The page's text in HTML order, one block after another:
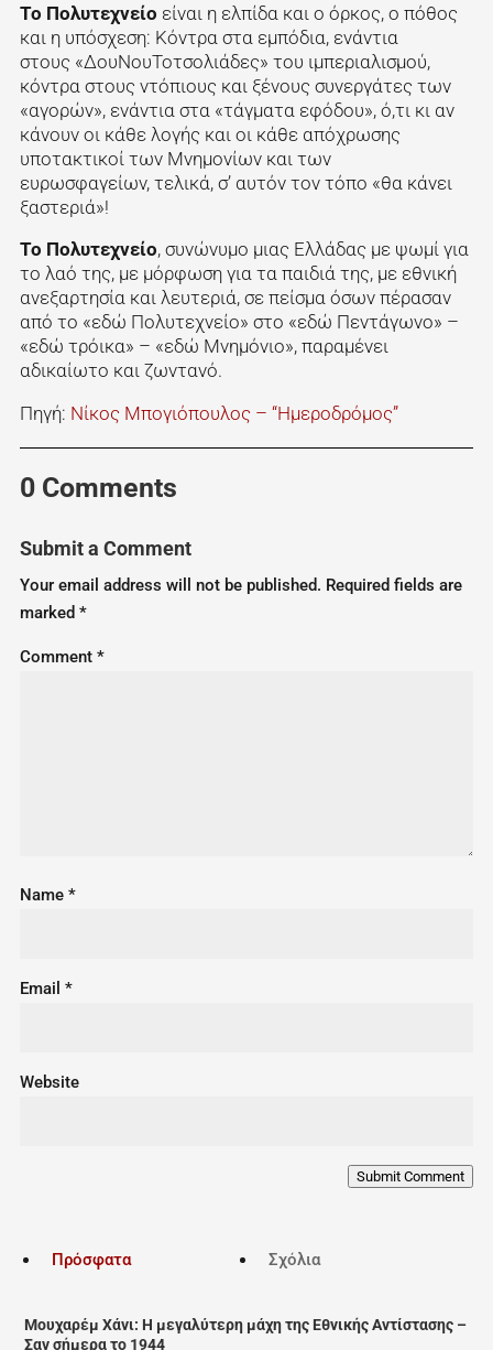
Το Πολυτεχνείο είναι η ελπίδα και ο όρκος, ο πόθος
και η υπόσχεση: Κόντρα στα εμπόδια, ενάντια
στους «ΔουΝουΤοτσολιάδες» του ιμπεριαλισμού,
κόντρα στους ντόπιους και ξένους συνεργάτες των
«αγορών», ενάντια στα «τάγματα εφόδου», ό,τι κι αν
κάνουν οι κάθε λογής και οι κάθε απόχρωσης
υποτακτικοί των Μνημονίων και των
ευρωσφαγείων, τελικά, σ’ αυτόν τον τόπο «θα κάνει
ξαστεριά»!
Το Πολυτεχνείο, συνώνυμο μιας Ελλάδας με ψωμί για
το λαό της, με μόρφωση για τα παιδιά της, με εθνική
ανεξαρτησία και λευτεριά, σε πείσμα όσων πέρασαν
από το «εδώ Πολυτεχνείο» στο «εδώ Πεντάγωνο» –
«εδώ τρόικα» – «εδώ Μνημόνιο», παραμένει
αδικαίωτο και ζωντανό.
Πηγή: Νίκος Μπογιόπουλος – “Ημεροδρόμος”
0 Comments
Submit a Comment
Your email address will not be published. Required fields are
marked *
Comment *
Name *
Email *
Website
Submit Comment
Πρόσφατα Σχόλια
Μουχαρέμ Χάνι: Η μεγαλύτερη μάχη της Εθνικής Αντίστασης –
Σαν σήμερα το 1944